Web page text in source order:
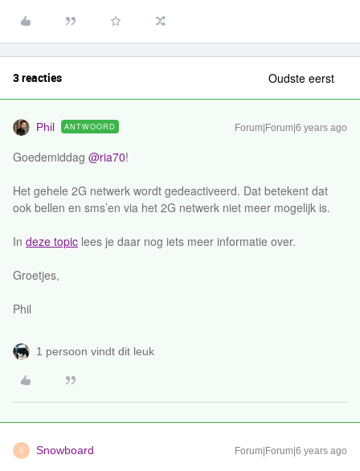
3 reacties Oudste eerst
Phil ANTWOORD Forum|Forum|6 years ago
Goedemiddag @ria70!
Het gehele 2G netwerk wordt gedeactiveerd. Dat betekent dat
ook bellen en sms’en via het 2G netwerk niet meer mogelijk is.
In deze topic lees je daar nog iets meer informatie over.
Groetjes,
Phil
1 persoon vindt dit leuk
S Snowboard Forum|Forum|6 years ago